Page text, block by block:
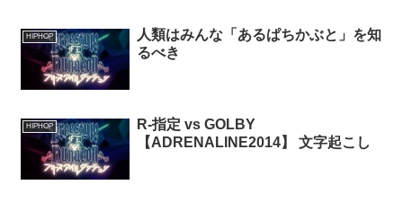
HIPHOP
人類はみんな「あるぱちかぶと」を知
るべき
HIPHOP
R-指定 vs GOLBY
【ADRENALINE2014】 文字起こし